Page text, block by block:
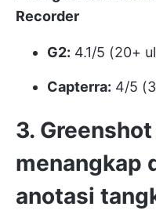
Recorder
G2: 4.1/5 (20+
Capterra: 4/5
3.
menangkap
anotasi